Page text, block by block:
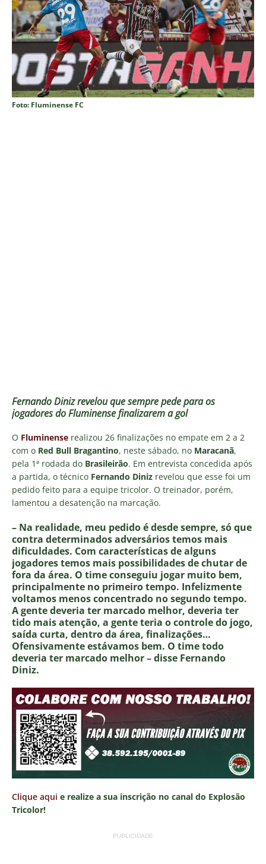
Foto: Fluminense FC
Fernando Diniz revelou que sempre pede para os
jogadores do Fluminensefinalizaremagol
O Fluminense realizou 26 finalizações no empate em 2 a 2
com o Red Bull Bragantino, neste sábado, no Maracanã,
pela 1ª rodada do Brasileirão. Em entrevista concedida após
a partida, o técnico Fernando Diniz revelou que esse foi um
pedido feito para a equipe tricolor. O treinador, porém,
lamentou a desatenção na marcação.
– Na realidade, meu pedido é desde sempre, só que
contra determinados adversários temos mais
dificuldades. Com características de alguns
jogadores temos mais possibilidades de chutar de
fora da área. O time conseguiu jogar muito bem,
principalmente no primeiro tempo. Infelizmente
voltamos menos concentrado no segundo tempo.
A gente deveria ter marcado melhor, deveria ter
tido mais atenção, a gente teria o controle do jogo,
saída curta, dentro da área, finalizações…
Ofensivamente estávamos bem. O time todo
deveria ter marcado melhor – disse Fernando
Diniz.
Clique aqui e realize a sua inscrição no canal do Explosão
Tricolor!
PUBLICIDADE